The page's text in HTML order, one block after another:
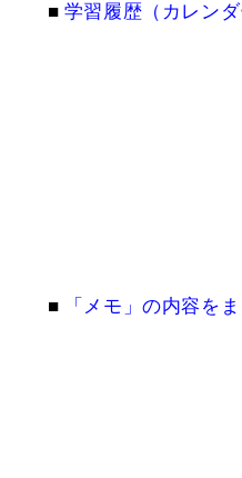
■ 学習履歴（カレン
■ 「メモ」の内容を